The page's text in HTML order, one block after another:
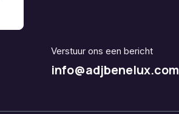
Verstuur ons een bericht
info@adjbenelux.com